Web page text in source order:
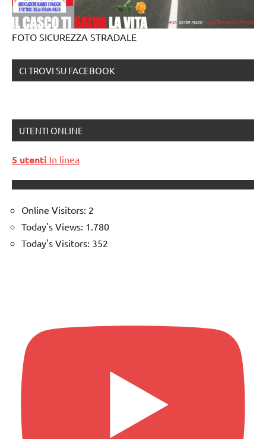
FOTO SICUREZZA STRADALE
CI TROVI SU FACEBOOK
UTENTI ONLINE
5 utenti In linea
Online Visitors: 2
Today's Views: 1.780
Today's Visitors: 352